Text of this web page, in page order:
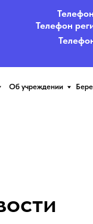
Телефон "горячей
Телефон
регистратуры